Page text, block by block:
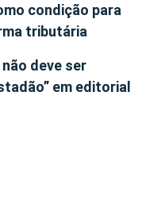
condição para
tributária
deve ser
em editorial